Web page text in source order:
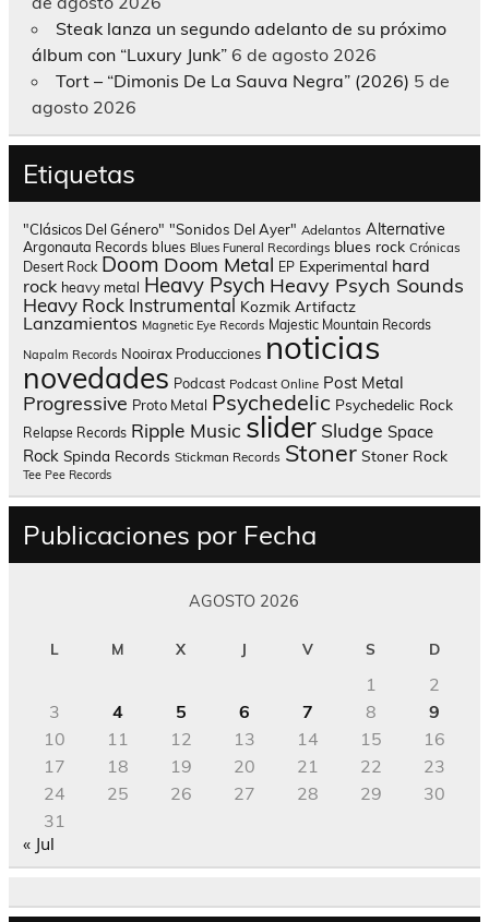
Steak lanza un segundo adelanto de su próximo
álbum con “Luxury Junk” 6 de agosto 2026
Tort – “Dimonis De La Sauva Negra” (2026) 5 de
agosto 2026
Etiquetas
"Clásicos Del Género" "Sonidos Del Ayer" Adelantos Alternative
Argonauta Records blues Blues Funeral Recordings blues rock Crónicas
Desert Rock Doom Doom Metal EP Experimental hard
rock heavy metal Heavy Psych Heavy Psych Sounds
Heavy Rock Instrumental Kozmik Artifactz
Lanzamientos Magnetic Eye Records Majestic Mountain Records
Napalm Records Nooirax Producciones noticias
novedades Podcast Podcast Online Post Metal
Progressive Proto Metal Psychedelic Psychedelic Rock
Relapse Records Ripple Music slider Sludge Space
Rock Spinda Records Stickman Records Stoner Stoner Rock
Tee Pee Records
Publicaciones por Fecha
AGOSTO 2026
L M X J V S D
1
2
3
4 5 6 7 8
9
10
11 12 13 14 15
16
17
18 19 20 21 22
23
24
25 26 27 28 29
30
31
« Jul